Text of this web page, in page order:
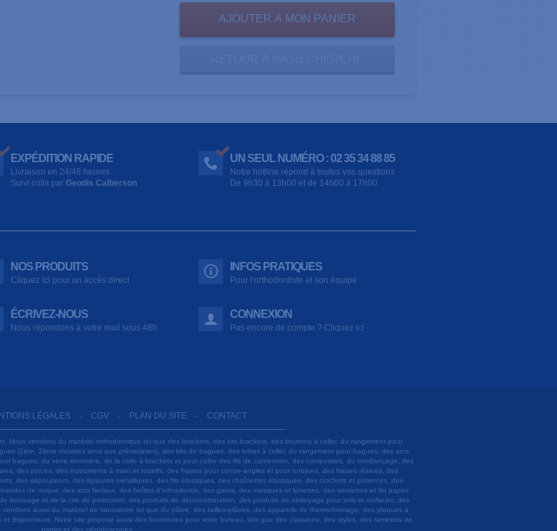
EXPÉDITION RAPIDE
Livraison en 24/48 heures
Suivi colis par Geodis Calberson
UN SEUL NUMÉRO : 02 35 34 88 85
Notre hotline répond à toutes vos questions
De 9h30 à 13h00 et de 14h00 à 17h00
NOS PRODUITS
Cliquez ici pour un accès direct
INFOS PRATIQUES
Pour l'orthodontiste et son équipe
ÉCRIVEZ-NOUS
Nous répondons à votre mail sous 48h
CONNEXION
Pas encore de compte ? Cliquez ici
LÉGALES - CGV - PLAN DU SITE - CONTACT
Nous vendons du matériel orthodontique tel que des brackets, des kits brackets, des boutons à coller, du rangement pour
(1ère, 2ème molaires ainsi que prémolaires), des kits de bagues, des tubes à coller, du rangement pour bagues, des arcs,
bagues, du verre ionomère, de la colle à brackets et pour coller des fils de contention, des composites, du mordançage, des
des pinces, des instruments à main et rotatifs, des fraises pour contre-angles et pour turbines, des fraises résines, des
des séparateurs, des ligatures métalliques, des fils élastiques, des chaînettes élastiques, des crochets et potences, des
de nuque, des arcs faciaux, des boîtes d'orthodontie, des gants, des masques et lunettes, des serviettes et du papier
brossage et de la cire de protection, des produits de décontamination, des produits de nettoyage pour sols et surfaces, des
aussi du matériel de laboratoire tel que du plâtre, des tailles-plâtres, des appareils de thermoformage, des plaques à
disjoncteurs. Notre site propose aussi des fournitures pour votre bureau, tels que des classeurs, des stylos, des ramettes de
papier et des négatoscopes.